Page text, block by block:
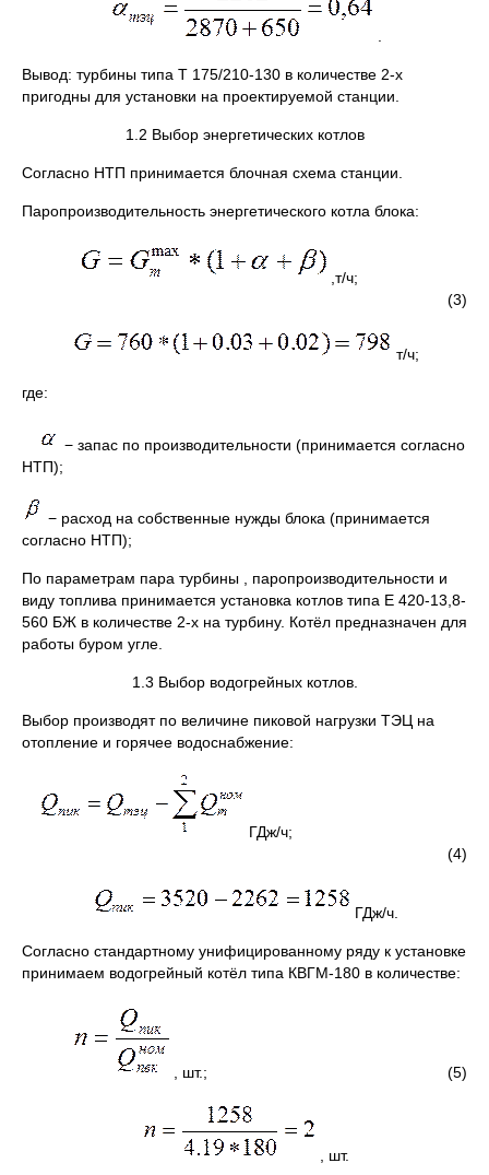
Вывод: турбины типа Т 175/210-130 в количестве 2-х
пригодны для установки на проектируемой станции.
1.2 Выбор энергетических котлов
Согласно НТП принимается блочная схема станции.
Паропроизводительность энергетического котла блока:
,т/ч;
(3)
т/ч;
где:
− запас по производительности (принимается согласно
НТП);
− расход на собственные нужды блока (принимается
согласно НТП);
По параметрам пара турбины , паропроизводительности и
виду топлива принимается установка котлов типа Е 420-13,8-
560 БЖ в количестве 2-х на турбину. Котёл предназначен для
работы буром угле.
1.3 Выбор водогрейных котлов.
Выбор производят по величине пиковой нагрузки ТЭЦ на
отопление и горячее водоснабжение:
ГДж/ч;
(4)
ГДж/ч.
Согласно стандартному унифицированному ряду к установке
принимаем водогрейный котёл типа КВГМ-180 в количестве:
, шт.; (5)
, шт.